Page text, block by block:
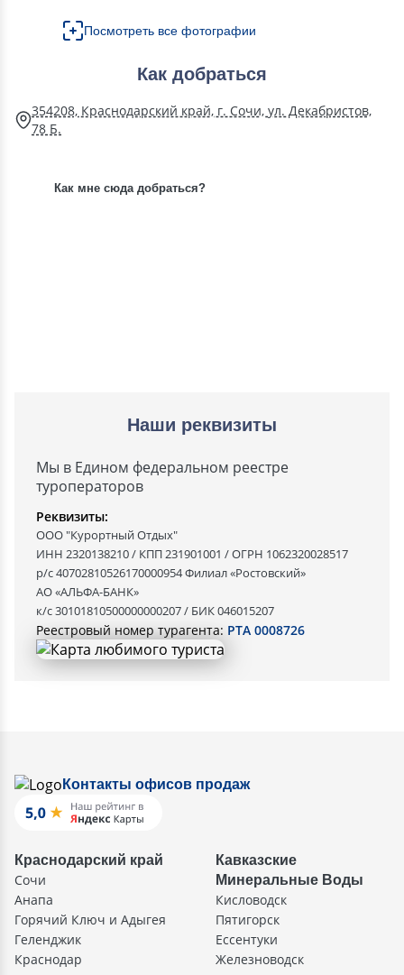
Посмотреть все фотографии
Как добраться
354208, Краснодарский край, г. Сочи, ул. Декабристов,
78 Б.
Как мне сюда добраться?
Наши реквизиты
Мы в Едином федеральном реестре
туроператоров
Реквизиты:
ООО "Курортный Отдых"
ИНН 2320138210 / КПП 231901001 / ОГРН 1062320028517
р/с 40702810526170000954 Филиал «Ростовский»
АО «АЛЬФА-БАНК»
к/с 30101810500000000207 / БИК 046015207
Реестровый номер турагента: РТА 0008726
Контакты офисов продаж
Краснодарский край
Сочи
Анапа
Горячий Ключ и Адыгея
Геленджик
Краснодар
Кавказские
Минеральные Воды
Кисловодск
Пятигорск
Ессентуки
Железноводск